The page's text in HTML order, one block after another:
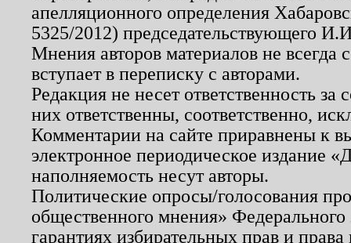
апелляционного определения
5325/2012) председательствующего
Мнения авторов материалов не
вступает в переписку с авторами.
Редакция не несет ответственность
них ответственны, соответственно,
Комментарии на сайте приравнены к
электронное периодическое издание
наполняемость несут авторы.
Политические опросы/голосования
общественного мнения»
гарантиях избирательных прав и